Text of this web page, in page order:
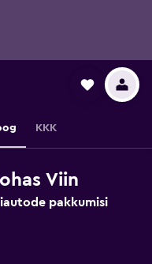
KKK
Viin
pakkumisi